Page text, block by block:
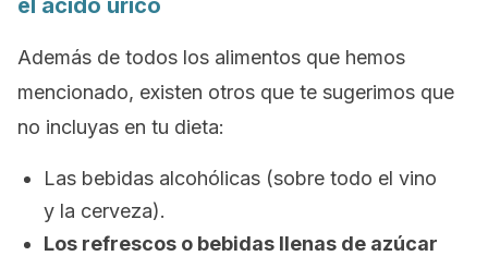
el ácido úrico
Además de todos los alimentos que hemos
mencionado, existen otros que te sugerimos que
no incluyas en tu dieta:
Las bebidas alcohólicas (sobre todo el vino
y la cerveza).
Los refrescos o bebidas llenas de azúcar